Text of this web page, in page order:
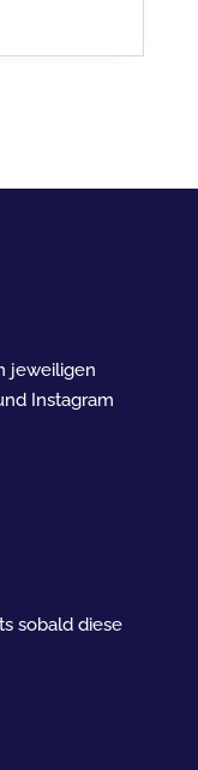
jeweiligen
Instagram
sobald diese